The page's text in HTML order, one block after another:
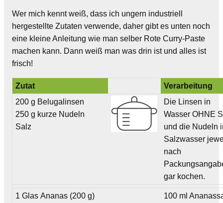
Wer mich kennt weiß, dass ich ungern industriell
hergestellte Zutaten verwende, daher gibt es unten noch
eine kleine Anleitung wie man selber Rote Curry-Paste
machen kann. Dann weiß man was drin ist und alles ist
frisch!
Zutat
Verarbeitung
200 g Belugalinsen
250 g kurze Nudeln
Salz
Die Linsen in
Wasser OHNE
und die Nudeln
Salzwasser
nach
gar kochen.
1 Glas Ananas (200 g)
100 ml